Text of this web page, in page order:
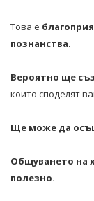
Това е
познанства.
Вероятно ще
които споделят
Ще може да
Общуването на
полезно.